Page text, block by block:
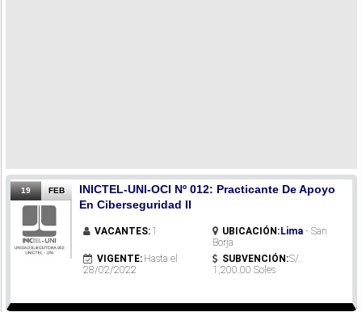
19 FEB
INICTEL-UNI-OCI Nº 012: Practicante De Apoyo
En Ciberseguridad II
VACANTES: 1 UBICACIÓN:Lima - San
Borja
VIGENTE: Hasta el
28/02/2022
SUBVENCIÓN:S/.
1,200.00 Soles